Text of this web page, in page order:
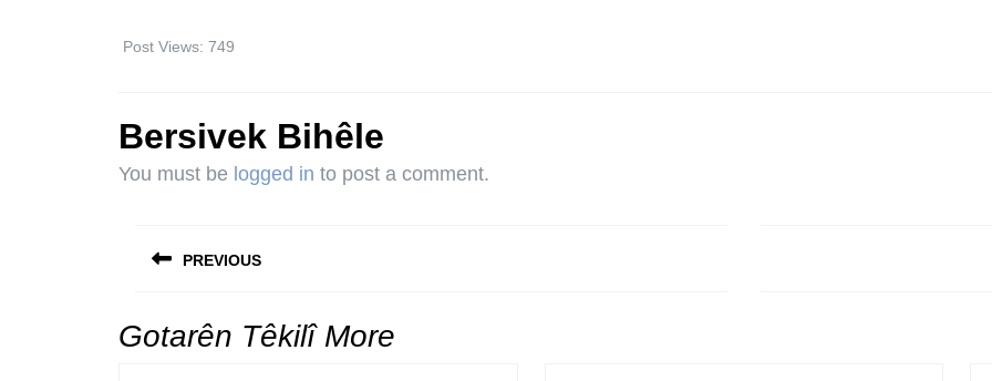
Post Views: 749
Bersivek Bihêle
You must be logged in to post a comment.
navigation
PREVIOUS
post:
Gotarên Têkilî More